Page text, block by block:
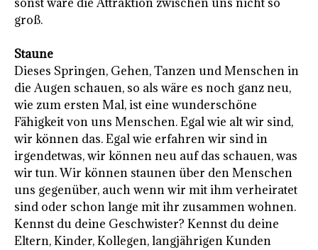
groß.
Staune
Dieses Springen, Gehen, Tanzen und Menschen in
die Augen schauen, so als wäre es noch ganz neu,
wie zum ersten Mal, ist eine wunderschöne
Fähigkeit von uns Menschen. Egal wie alt wir sind,
wir können das. Egal wie erfahren wir sind in
irgendetwas, wir können neu auf das schauen, was
wir tun. Wir können staunen über den Menschen
uns gegenüber, auch wenn wir mit ihm verheiratet
sind oder schon lange mit ihr zusammen wohnen.
Kennst du deine Geschwister? Kennst du deine
Eltern, Kinder, Kollegen, langjährigen Kunden